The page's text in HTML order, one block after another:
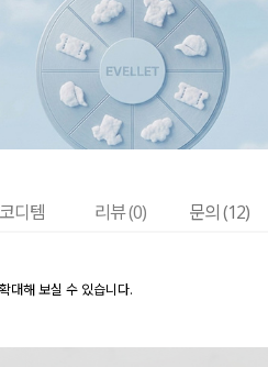
코디템 리뷰 (0) 문의 (12)
대해 보실 수 있습니다.